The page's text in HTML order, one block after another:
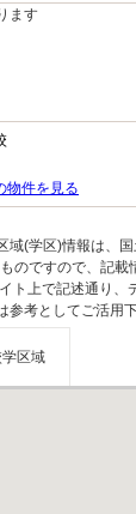
ます
物件を見る
域(学区)情報は、
のですので、記載
ト上で記述通り
考としてご活用下
区域